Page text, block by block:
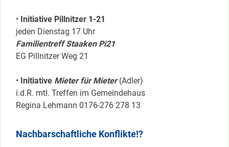
• Initiative Pillnítzer 1-21
jeden Dienstag 17 Uhr
Familientreff Staaken Pi21
EG Pillnitzer Weg 21
• Initiative Mieter für Mieter(Adler)
i.d.R. mtl. Treffen im Gemeindehaus
Regina Lehmann 0176-276 278 13
Nachbarschaftliche Konflikte!?